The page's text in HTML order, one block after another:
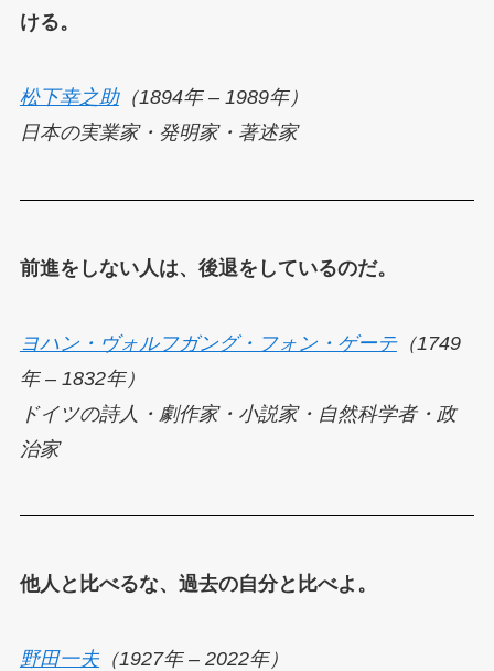
ける。
松下幸之助（1894年 – 1989年）
日本の実業家・発明家・著述家
前進をしない人は、後退をしているのだ。
ヨハン・ヴォルフガング・フォン・ゲーテ（1749
年 – 1832年）
ドイツの詩人・劇作家・小説家・自然科学者・政
治家
他人と比べるな、過去の自分と比べよ。
野田一夫（1927年 – 2022年）